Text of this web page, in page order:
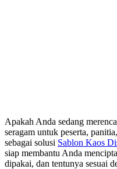
Apakah Anda sedang
seragam untuk peserta,
sebagai solusi Sablon Kaos
siap membantu Anda
dipakai, dan tentunya sesuai